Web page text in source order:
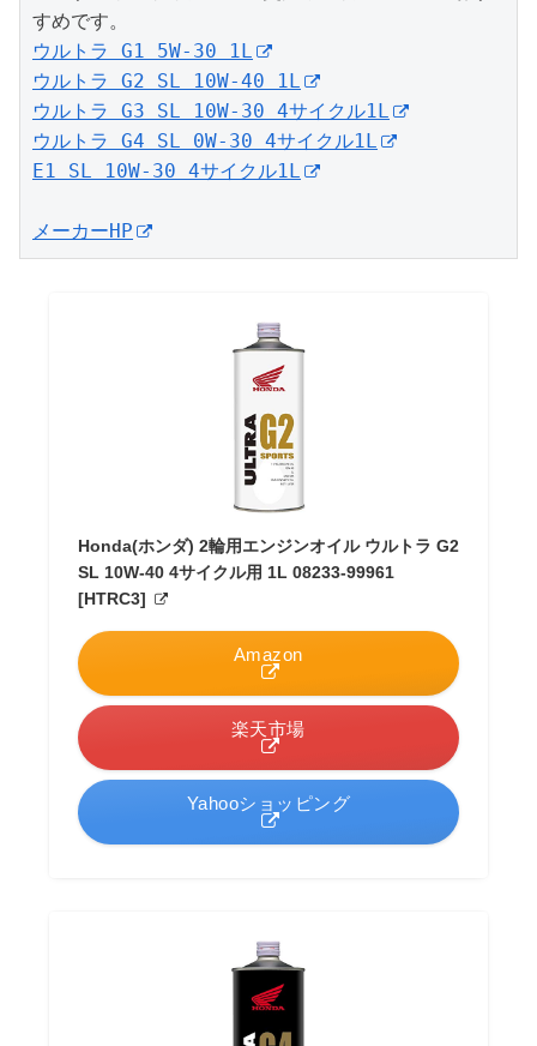
ウルトラ G1 5W-30 1L
ウルトラ G2 SL 10W-40 1L
ウルトラ G3 SL 10W-30 4サイクル1L
ウルトラ G4 SL 0W-30 4サイクル1L
E1 SL 10W-30 4サイクル1L
メーカーHP
Honda(ホンダ) 2輪用エンジンオイル ウルトラ G2
SL 10W-40 4サイクル用 1L 08233-99961
[HTRC3]
Amazon
楽天市場
Yahooショッピング